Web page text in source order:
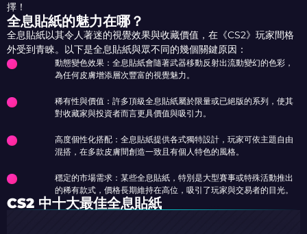
擇！
全息貼紙的魅力在哪？
全息貼紙以其令人著迷的視覺效果與收藏價值，在《CS2》玩家間格
外受到青睞。以下是全息貼紙與眾不同的幾個關鍵原因：
動態變色效果：全息貼紙會隨著武器移動反射出流動變幻的色彩，
為任何皮膚增添層次豐富的視覺魅力。
稀有性與價值：許多頂級全息貼紙屬於限量或已絕版的系列，使其
對收藏家與投資者而言更具價值與吸引力。
高度個性化搭配：全息貼紙提供各式獨特設計，玩家可依主題自由
混搭，在多款皮膚間創造一致且有個人特色的風格。
穩定的市場需求：某些全息貼紙，特別是大型賽事或特殊活動推出
的稀有款式，價格長期維持在高位，吸引了玩家與交易者的目光。
CS2 中十大最佳全息貼紙